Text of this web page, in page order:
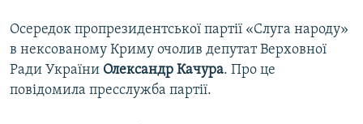
Усі сайти RFE/RL
Осередок пропрезидентської партії «Слуга народу»
в нексованому Криму очолив депутат Верховної
Ради України Олександр Качура. Про це
повідомила пресслужба партії.